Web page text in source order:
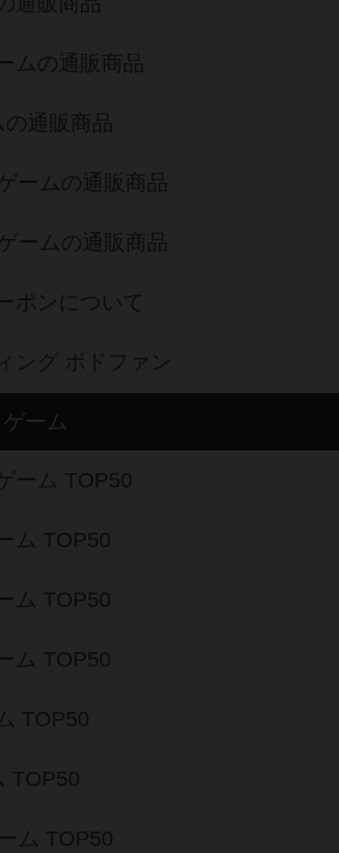
ムの通販商品
通販商品
ームの通販商品
ームの通販商品
ポンについて
ング ボドファン
ーム
ーム TOP50
ム TOP50
ム TOP50
ム TOP50
TOP50
TOP50
ム TOP50